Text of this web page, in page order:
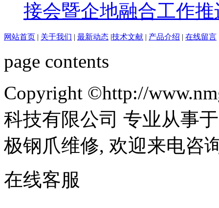
接会暨企地融合工作推
网站首页 | 关于我们 | 最新动态 |技术文献 | 产品介绍 | 在线留言
page contents
Copyright ©http://
科技有限公司 专业从事
极钢爪维修, 欢迎来电
在线客服